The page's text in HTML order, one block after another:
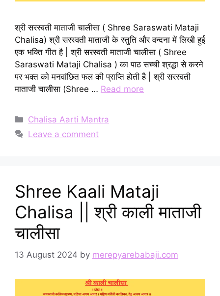
श्री सरस्वती माताजी चालीसा ( Shree Saraswati Mataji
Chalisa) श्री सरस्वती माताजी के स्तुति और वन्दना में लिखी हुई
एक भक्ति गीत है | श्री सरस्वती माताजी चालीसा ( Shree
Saraswati Mataji Chalisa ) का पाठ सच्ची श्रद्धा से करने
पर भक्त को मनवांछित फल की प्राप्ति होती है | श्री सरस्वती
माताजी चालीसा (Shree … Read more
Categories
Chalisa Aarti Mantra
Leave a comment
Shree Kaali Mataji
Chalisa || श्री काली माताजी
चालीसा
13 August 2024 by merepyarebabaji.com